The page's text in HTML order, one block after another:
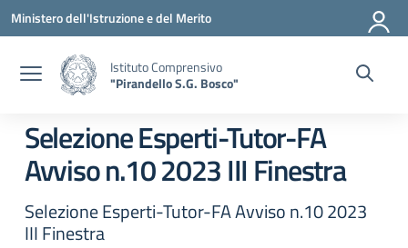
Vai ai contenuti
Vai al menu di navigazione
Vai al footer
Ministero dell'Istruzione e del Merito
Istituto Comprensivo
"Pirandello S.G. Bosco"
Selezione Esperti-Tutor-FA
Avviso n.10 2023 III Finestra
Selezione Esperti-Tutor-FA Avviso n.10 2023
III Finestra